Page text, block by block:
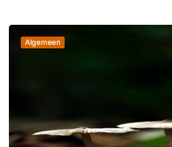
Algemeen